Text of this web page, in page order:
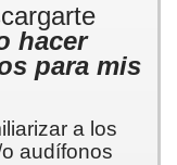
hacer
para mis
a los
audífonos